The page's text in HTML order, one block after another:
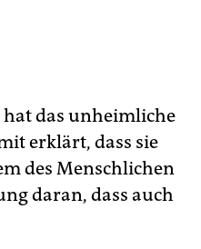
das unheimliche
erklärt, dass sie
des Menschlichen
daran, dass auch